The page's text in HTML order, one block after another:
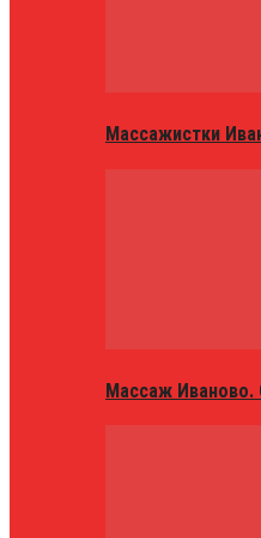
Массажистки
Массаж Иваново.